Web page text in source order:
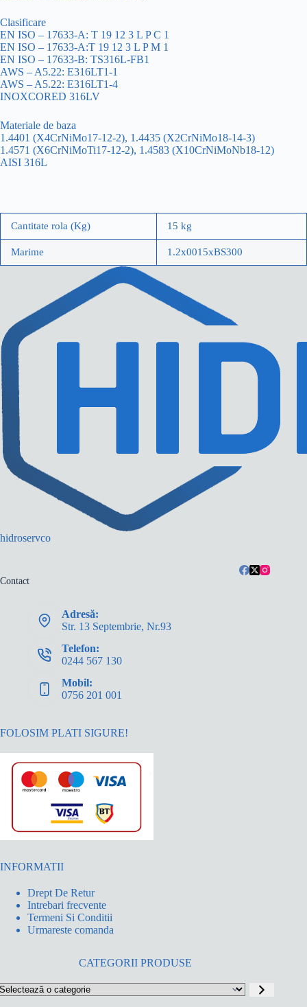
Clasificare
EN ISO – 17633-A: T 19 12 3 L P C 1
EN ISO – 17633-A:T 19 12 3 L P M 1
EN ISO – 17633-B: TS316L-FB1
AWS – A5.22: E316LT1-1
AWS – A5.22: E316LT1-4
INOXCORED 316LV
Materiale de baza
1.4401 (X4CrNiMo17-12-2), 1.4435 (X2CrNiMo18-14-3)
1.4571 (X6CrNiMoTi17-12-2), 1.4583 (X10CrNiMoNb18-12)
AISI 316L
Cantitate rola (Kg) 15 kg
Marime 1.2x0015xBS300
hidroservco
Contact
Adresă:
Str. 13 Septembrie, Nr.93
Telefon:
0244 567 130
Mobil:
0756 201 001
FOLOSIM PLATI SIGURE!
INFORMATII
Drept De Retur
Intrebari frecvente
Termeni Si Conditii
Urmareste comanda
CATEGORII PRODUSE